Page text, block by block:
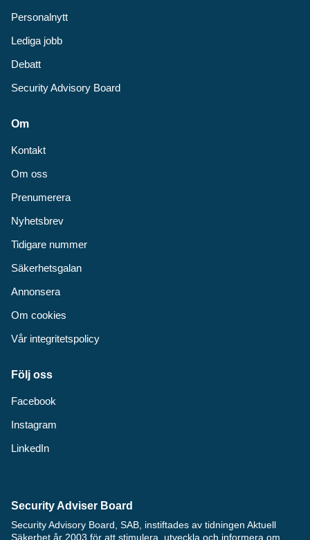
Personalnytt
Lediga jobb
Debatt
Security Advisory Board
Om
Kontakt
Om oss
Prenumerera
Nyhetsbrev
Tidigare nummer
Säkerhetsgalan
Annonsera
Om cookies
Vår integritetspolicy
Följ oss
Facebook
Instagram
LinkedIn
Security Adviser Board
Security Advisory Board, SAB, instiftades av tidningen Aktuell
Säkerhet år 2003 för att stimulera, utveckla och informera om